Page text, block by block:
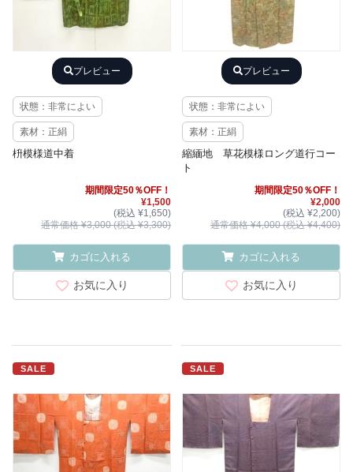
プレビュー
状態：非常によい
素材：正絹
枡模様道中着
期間限定50％OFF！
¥1,500
(税込 ¥1,650)
通常価格 ¥3,000 (税込 ¥3,300)
カゴに入れる
お気に入り
プレビュー
状態：非常によい
素材：正絹
縮緬地 草花模様ロング道行コー
ト
期間限定50％OFF！
¥2,000
(税込 ¥2,200)
通常価格 ¥4,000 (税込 ¥4,400)
カゴに入れる
お気に入り
SALE SALE